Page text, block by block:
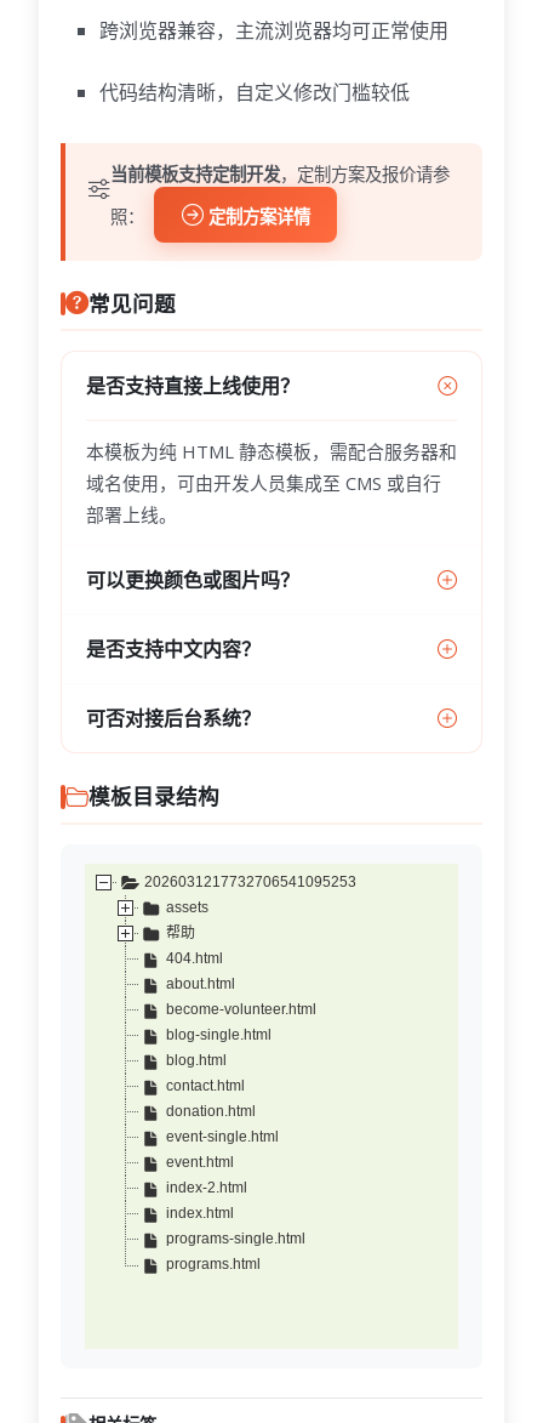
跨浏览器兼容，主流浏览器均可正常使用
代码结构清晰，自定义修改门槛较低
当前模板支持定制开发，定制方案及报价请参
照：
定制方案详情
常见问题
是否支持直接上线使用？
本模板为纯 HTML 静态模板，需配合服务器和
域名使用，可由开发人员集成至 CMS 或自行
部署上线。
可以更换颜色或图片吗？
是否支持中文内容？
可否对接后台系统？
模板目录结构
2026031217732706541095253
assets
帮助
404.html
about.html
become-volunteer.html
blog-single.html
blog.html
contact.html
donation.html
event-single.html
event.html
index-2.html
index.html
programs-single.html
programs.html